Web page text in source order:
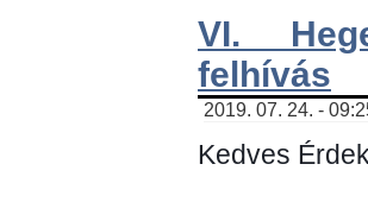
VI.
felhívás
2019. 07. 24. -
Kedves